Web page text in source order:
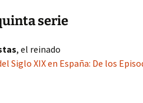
serie
, el reinado
Siglo XIX en España: De los